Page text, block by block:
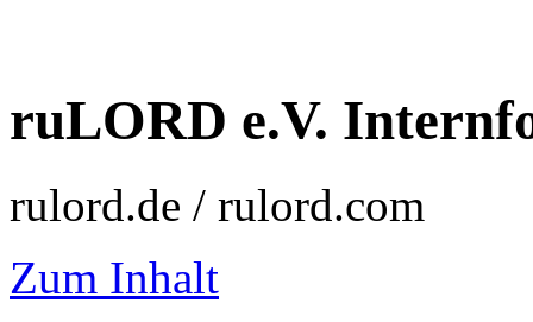
ruLORD e.V.
rulord.de / rulord.com
Zum Inhalt